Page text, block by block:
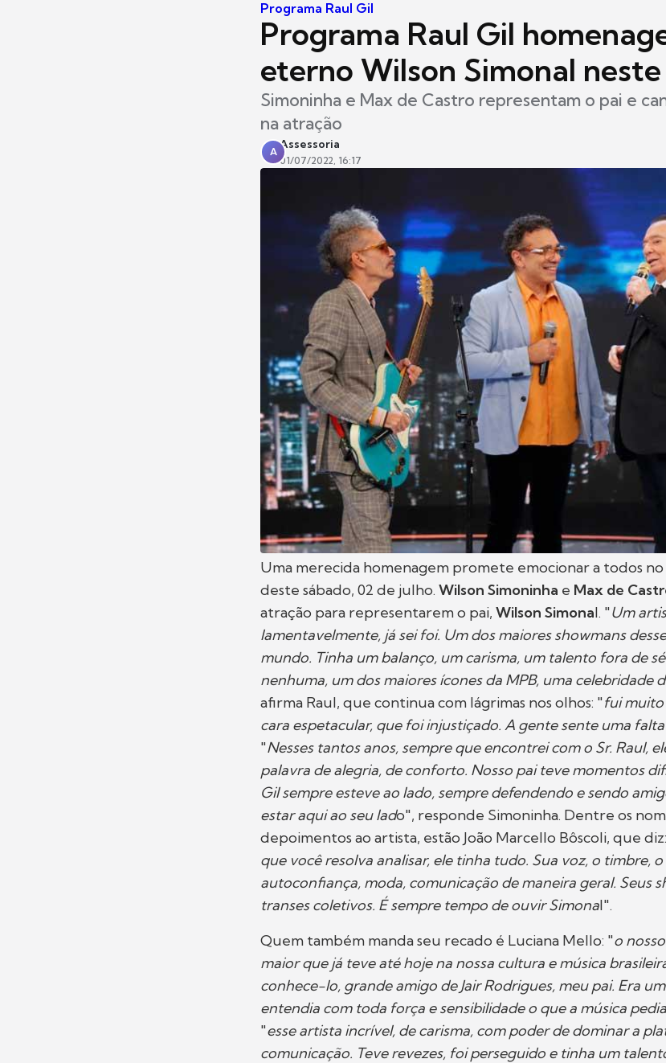
Programa Raul Gil
Programa Raul Gil
eterno Wilson Simonal
Simoninha e Max de Castro representam o pai e
na atração
A
Assessoria
01/07/2022, 16:17
Uma merecida homenagem promete emocionar a todos no
deste sábado, 02 de julho. Wilson Simoninha e Max de
atração para representarem o pai, Wilson Simonal. "Um
lamentavelmente, já sei foi. Um dos maiores showmans
mundo. Tinha um balanço, um carisma, um talento fora de
nenhuma, um dos maiores ícones da MPB, uma celebridade
afirma Raul, que continua com lágrimas nos olhos: "fui muito
cara espetacular, que foi injustiçado. A gente sente uma
"Nesses tantos anos, sempre que encontrei com o Sr. Raul,
palavra de alegria, de conforto. Nosso pai teve momentos
Gil sempre esteve ao lado, sempre defendendo e sendo
estar aqui ao seu lado", responde Simoninha. Dentre os
depoimentos ao artista, estão João Marcello Bôscoli, que
que você resolva analisar, ele tinha tudo. Sua voz, o timbre,
autoconfiança, moda, comunicação de maneira geral. Seus
transes coletivos. É sempre tempo de ouvir Simonal".
Quem também manda seu recado é Luciana Mello: "o
maior que já teve até hoje na nossa cultura e música
conhece-lo, grande amigo de Jair Rodrigues, meu pai. Era
entendia com toda força e sensibilidade o que a música pedia
"esse artista incrível, de carisma, com poder de dominar a
comunicação. Teve revezes, foi perseguido e tinha um